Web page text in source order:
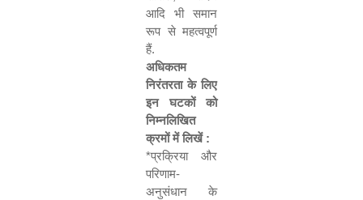
आदि भी समान
रूप से महत्वपूर्ण
हैं.
अधिकतम
निरंतरता के लिए
इन घटकों को
निम्नलिखित
क्रमों में लिखें :
*प्रक्रिया और
परिणाम-
अनुसंधान के